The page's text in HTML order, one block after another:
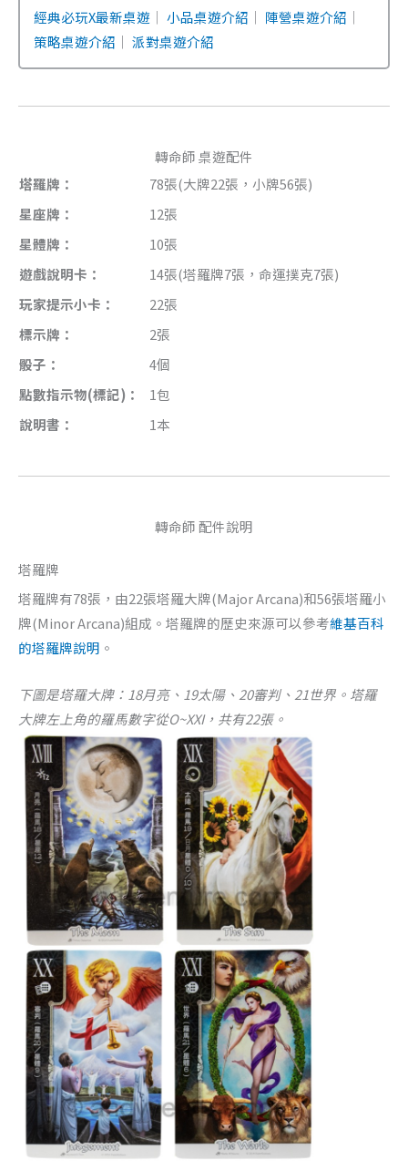
經典必玩X最新桌遊 ｜ 小品桌遊介紹 ｜ 陣營桌遊介紹 ｜
策略桌遊介紹 ｜ 派對桌遊介紹
轉命師 桌遊配件
塔羅牌：
78張(大牌22張，小牌56張)
星座牌：
12張
星體牌：
10張
遊戲說明卡：
14張(塔羅牌7張，命運撲克7張)
玩家提示小卡：
22張
標示牌：
2張
骰子：
4個
點數指示物(標記)：
1包
說明書：
1本
轉命師 配件說明
塔羅牌
塔羅牌有78張，由22張塔羅大牌(Major Arcana)和56張塔羅小
牌(Minor Arcana)組成。塔羅牌的歷史來源可以參考維基百科
的塔羅牌說明 。
下圖是塔羅大牌：18月亮、19太陽、20審判、21世界。塔羅
大牌左上角的羅馬數字從O~XXI，共有22張。